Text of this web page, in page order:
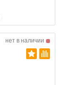
нет в наличии